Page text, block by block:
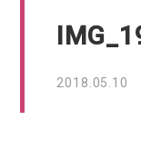
2018.05.10